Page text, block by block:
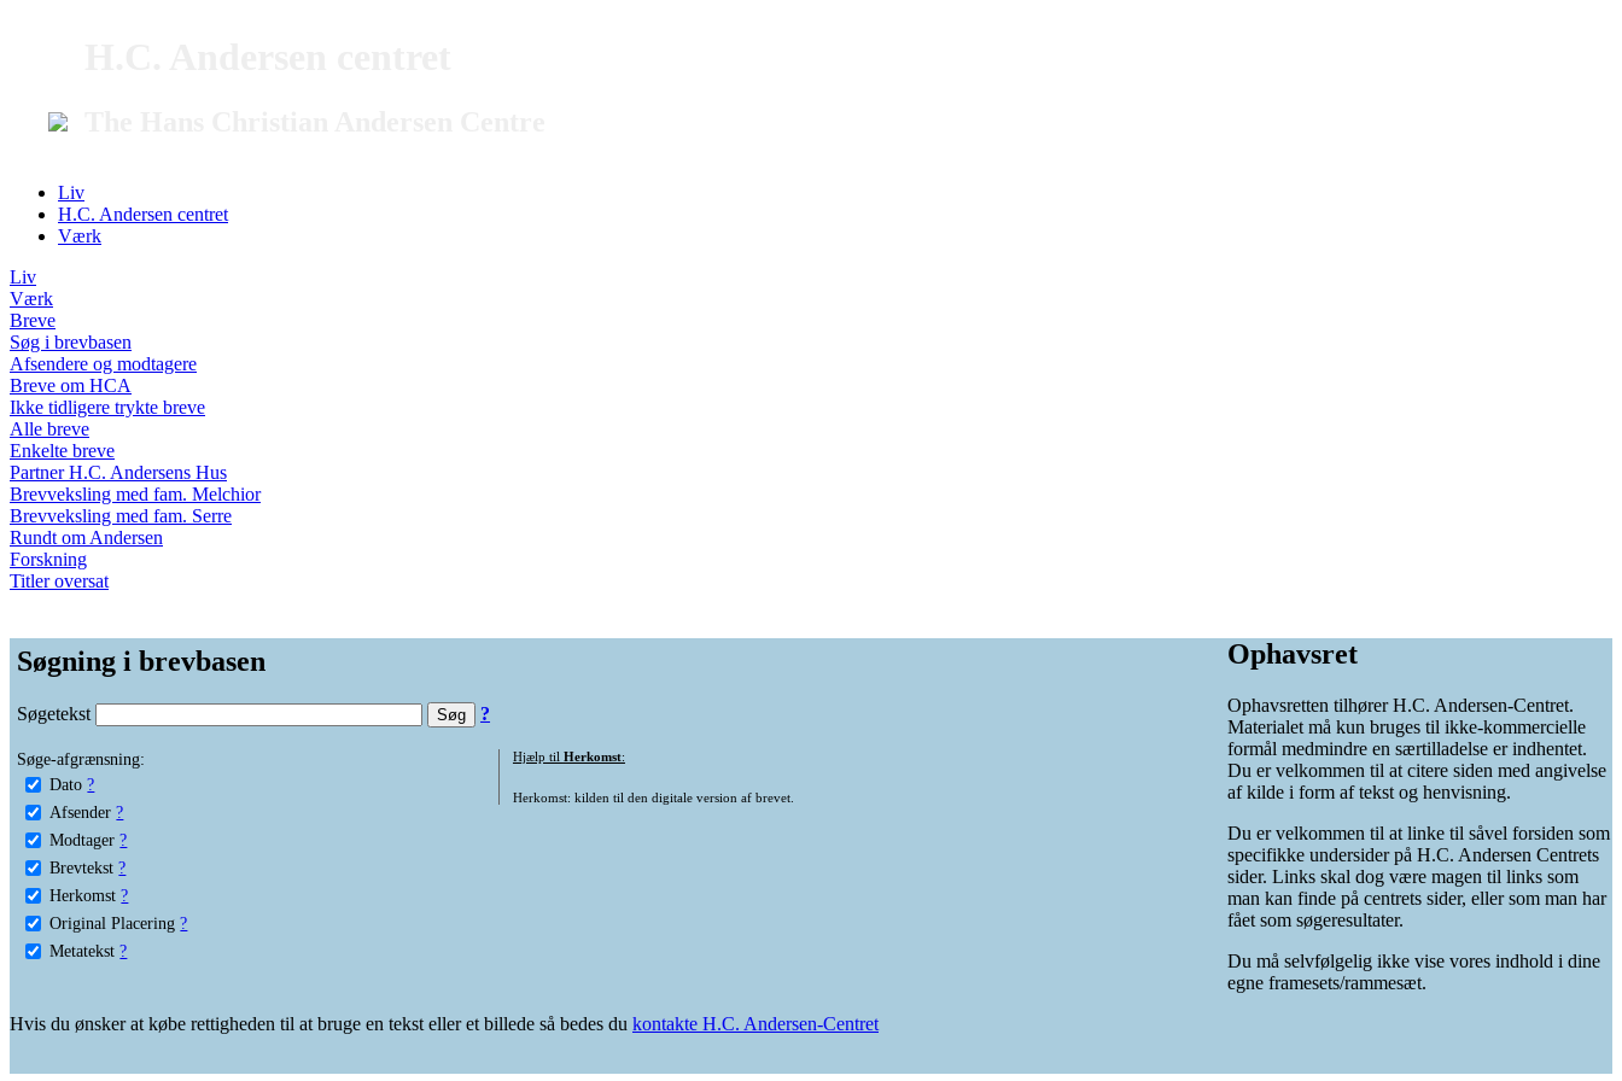
Liv
H.C. Andersen centret
Værk
Liv
Værk
Breve
Søg i brevbasen
Afsendere og modtagere
Breve om HCA
Ikke tidligere trykte breve
Alle breve
Enkelte breve
Partner H.C. Andersens Hus
Brevveksling med fam. Melchior
Brevveksling med fam. Serre
Rundt om Andersen
Forskning
Titler oversat
Søgning i brevbasen
Søgetekst ?
Søge-afgrænsning:
Dato ?
Afsender ?
Modtager ?
Brevtekst ?
Herkomst ?
Original Placering ?
Metatekst ?
Hjælp til Herkomst:
Herkomst: kilden til den digitale version af brevet.
Ophavsret
Ophavsretten tilhører H.C. Andersen-Centret.
Materialet må kun bruges til ikke-kommercielle
formål medmindre en særtilladelse er indhentet.
Du er velkommen til at citere siden med angivelse
af kilde i form af tekst og henvisning.
Du er velkommen til at linke til såvel forsiden som
specifikke undersider på H.C. Andersen Centrets
sider. Links skal dog være magen til links som
man kan finde på centrets sider, eller som man har
fået som søgeresultater.
Du må selvfølgelig ikke vise vores indhold i dine
egne framesets/rammesæt.
Hvis du ønsker at købe rettigheden til at bruge en tekst eller et billede så bedes du kontakte H.C. Andersen-Centret